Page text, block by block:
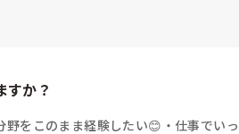
上で結
すか？
野をこのまま経験したい😊 ・ 仕事でいっ